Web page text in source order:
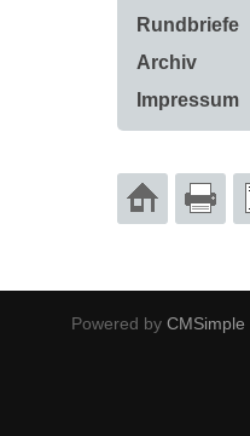
Rundbriefe
Archiv
Impressum
Powered by CMSimple